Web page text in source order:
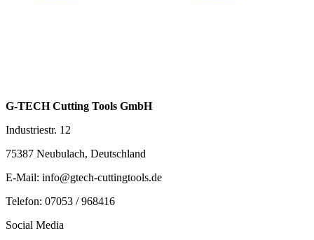
G-TECH Cutting Tools GmbH
Industriestr. 12
75387 Neubulach, Deutschland
E-Mail: info@gtech-cuttingtools.de
Telefon: 07053 / 968416
Social Media